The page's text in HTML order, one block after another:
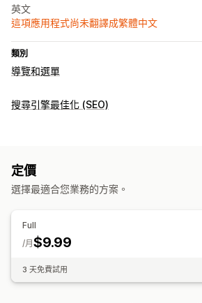
英文
這項應用程式尚未翻譯成繁體中文
類別
導覽和選單
搜尋引擎最佳化 (SEO)
定價
選擇最適合您業務的方案。
Full
$9.99
/月
3 天免費試用